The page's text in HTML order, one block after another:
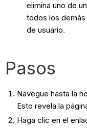
elimina uno de
todos los
de usuario.
Pasos
Navegue hasta la
Esto revela la
Haga clic en el